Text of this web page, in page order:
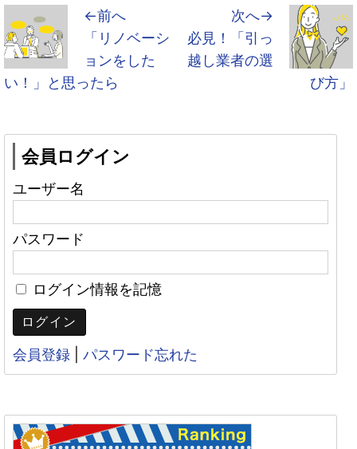
←前へ
「リノベーシ
ョンをした
い！」と思ったら
次へ→
必見！「引っ
越し業者の選
び方」
会員ログイン
ユーザー名
パスワード
ログイン情報を記憶
会員登録 パスワード忘れた